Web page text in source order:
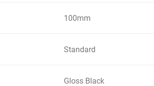
100mm
Standard
Gloss Black